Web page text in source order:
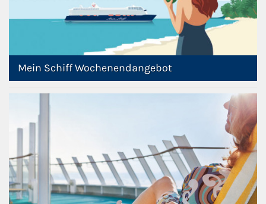
Mein Schiff Wochenendangebot